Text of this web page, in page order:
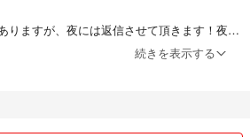
りますが、夜には返信させて頂きます！夜中
で、イメージと違う等の返品返金は承れま
続きを表示する